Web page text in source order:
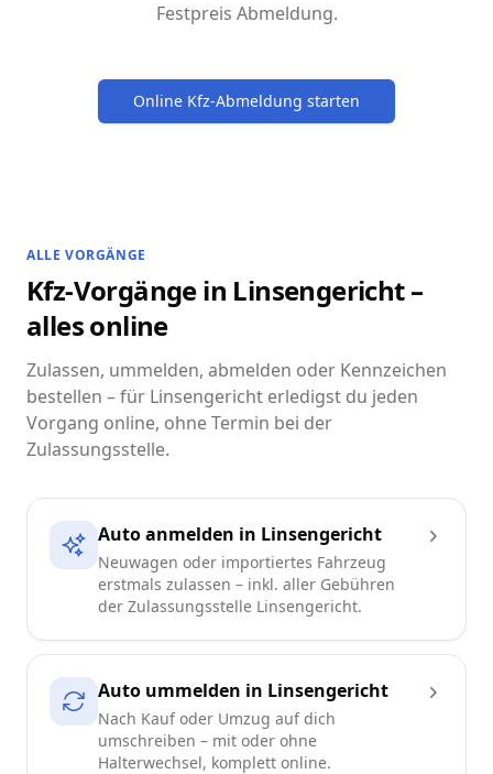
Festpreis Abmeldung.
Online Kfz-Abmeldung starten
ALLE VORGÄNGE
Kfz-Vorgänge in Linsengericht –
alles online
Zulassen, ummelden, abmelden oder Kennzeichen
bestellen – für Linsengericht erledigst du jeden
Vorgang online, ohne Termin bei der
Zulassungsstelle.
Auto anmelden in Linsengericht
Neuwagen oder importiertes Fahrzeug
erstmals zulassen – inkl. aller Gebühren
der Zulassungsstelle Linsengericht.
Auto ummelden in Linsengericht
Nach Kauf oder Umzug auf dich
umschreiben – mit oder ohne
Halterwechsel, komplett online.